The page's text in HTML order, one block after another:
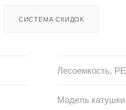
СИСТЕМА СКИДОК
Лесоемкость, PE
Модель катушки